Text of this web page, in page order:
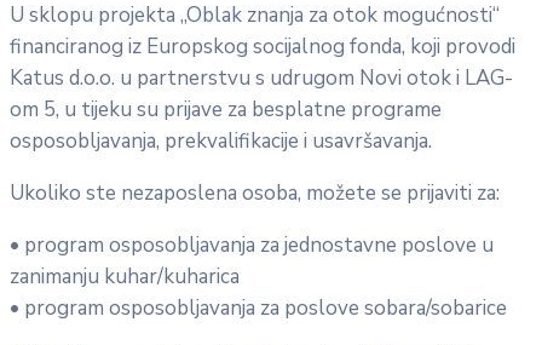
U sklopu projekta „Oblak znanja za otok mogućnosti“
financiranog iz Europskog socijalnog fonda, koji provodi
Katus d.o.o. u partnerstvu s udrugom Novi otok i LAG-
om 5, u tijeku su prijave za besplatne programe
osposobljavanja, prekvalifikacije i usavršavanja.
Ukoliko ste nezaposlena osoba, možete se prijaviti za:
• program osposobljavanja za jednostavne poslove u
zanimanju kuhar/kuharica
• program osposobljavanja za poslove sobara/sobarice